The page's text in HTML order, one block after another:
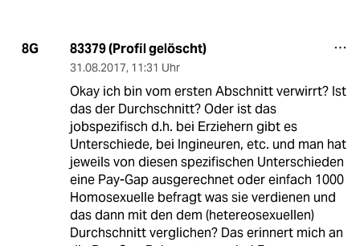
8G 83379 (Profil gelöscht)
31.08.2017, 11:31 Uhr
Okay ich bin vom ersten Abschnitt verwirrt? Ist
das der Durchschnitt? Oder ist das
jobspezifisch d.h. bei Erziehern gibt es
Unterschiede, bei Ingineuren, etc. und man hat
jeweils von diesen spezifischen Unterschieden
eine Pay-Gap ausgerechnet oder einfach 1000
Homosexuelle befragt was sie verdienen und
das dann mit den dem (hetereosexuellen)
Durchschnitt verglichen? Das erinnert mich an